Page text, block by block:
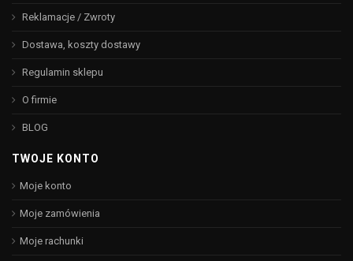
Reklamacje / Zwroty
Dostawa, koszty dostawy
Regulamin sklepu
O firmie
BLOG
TWOJE KONTO
Moje konto
Moje zamówienia
Moje rachunki